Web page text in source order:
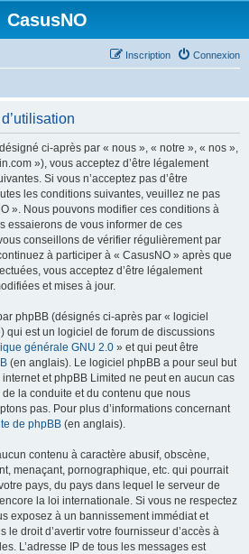
CasusNO
Connexion
Inscription
ci-après par « nous », « notre », « nos »,
»), vous acceptez d’être légalement
Si vous n’acceptez pas d’être
les conditions suivantes, veuillez ne pas
». Nous pouvons modifier ces conditions à
essaierons de vous informer de ces
conseillons de vérifier régulièrement par
à participer à « CasusNO » après que
vous acceptez d’être légalement
et mises à jour.
phpBB (désignés ci-après par « logiciel
qui est un logiciel de forum de discussions
générale GNU 2.0 » et qui peut être
(en anglais). Le logiciel phpBB a pour seul but
et phpBB Limited ne peut en aucun cas
la conduite et du contenu que nous
pas. Pour plus d’informations concernant
de phpBB (en anglais).
contenu à caractère abusif, obscène,
menaçant, pornographique, etc. qui pourrait
pays, du pays dans lequel le serveur de
la loi internationale. Si vous ne respectez
exposez à un bannissement immédiat et
le droit d’avertir votre fournisseur d’accès à
L’adresse IP de tous les messages est